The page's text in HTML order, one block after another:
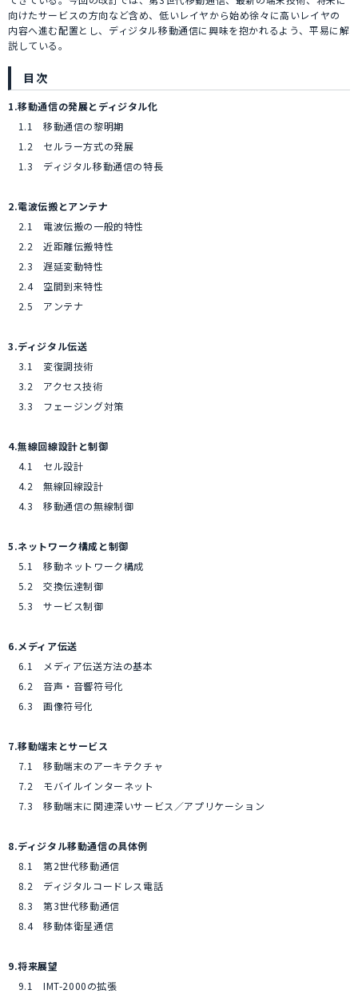
向けたサービスの方向など含め、低いレイヤから始め徐々に高いレイヤの
内容へ進む配置とし、ディジタル移動通信に興味を抱かれるよう、平易に解
説している。
目次
1.移動通信の発展とディジタル化
1.1 移動通信の黎明期
1.2 セルラー方式の発展
1.3 ディジタル移動通信の特長
2.電波伝搬とアンテナ
2.1 電波伝搬の一般的特性
2.2 近距離伝搬特性
2.3 遅延変動特性
2.4 空間到来特性
2.5 アンテナ
3.ディジタル伝送
3.1 変復調技術
3.2 アクセス技術
3.3 フェージング対策
4.無線回線設計と制御
4.1 セル設計
4.2 無線回線設計
4.3 移動通信の無線制御
5.ネットワーク構成と制御
5.1 移動ネットワーク構成
5.2 交換伝達制御
5.3 サービス制御
6.メディア伝送
6.1 メディア伝送方法の基本
6.2 音声・音響符号化
6.3 画像符号化
7.移動端末とサービス
7.1 移動端末のアーキテクチャ
7.2 モバイルインターネット
7.3 移動端末に関連深いサービス／アプリケーション
8.ディジタル移動通信の具体例
8.1 第2世代移動通信
8.2 ディジタルコードレス電話
8.3 第3世代移動通信
8.4 移動体衛星通信
9.将来展望
9.1 IMT-2000の拡張